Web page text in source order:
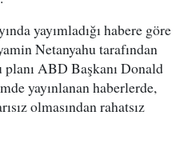
yayımladığı habere göre
Netanyahu tarafından
planı ABD Başkanı Donald
yayınlanan haberlerde,
olmasından rahatsız